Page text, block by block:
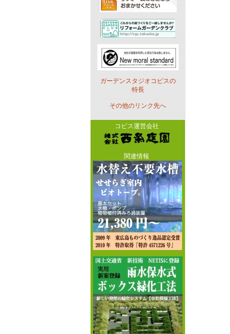
ガーデンスタジオコピスの
特長
その他のリンク先へ
コピス運営会社
関連情報